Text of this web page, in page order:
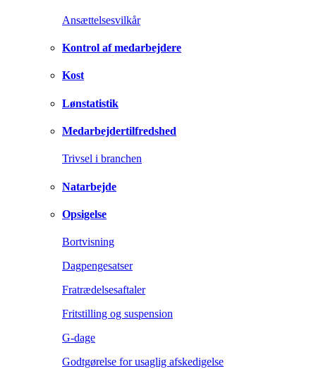
Ansættelsesvilkår
Kontrol af medarbejdere
Kost
Lønstatistik
Medarbejdertilfredshed
Trivsel i branchen
Natarbejde
Opsigelse
Bortvisning
Dagpengesatser
Fratrædelsesaftaler
Fritstilling og suspension
G-dage
Godtgørelse for usaglig afskedigelse